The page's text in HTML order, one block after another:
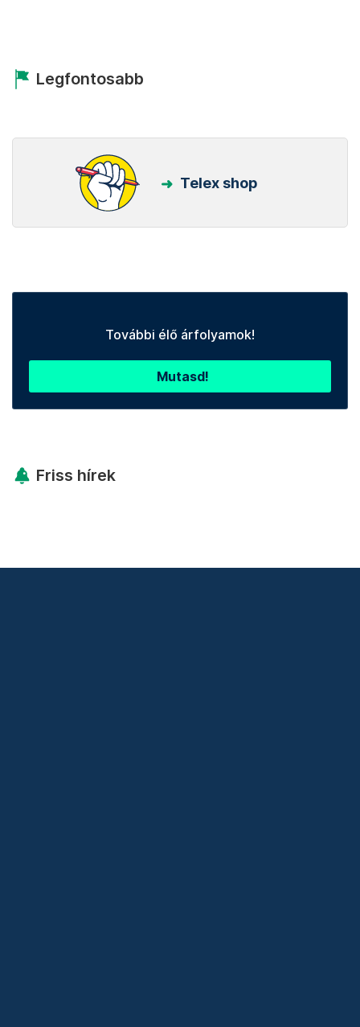
Legfontosabb
Telex shop
További élő árfolyamok!
Mutasd!
Friss hírek